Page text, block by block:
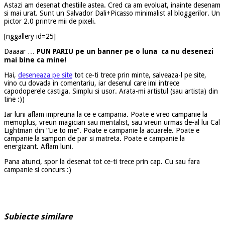
Astazi am desenat chestiile astea. Cred ca am evoluat, inainte desenam
si mai urat. Sunt un Salvador Dali+Picasso minimalist al bloggerilor. Un
pictor 2.0 printre mii de pixeli.
[nggallery id=25]
Daaaar … PUN PARIU pe un banner pe o luna ca nu desenezi
mai bine ca mine!
Hai, deseneaza pe site tot ce-ti trece prin minte, salveaza-l pe site,
vino cu dovada in comentariu, iar desenul care imi intrece
capodoperele castiga. Simplu si usor. Arata-mi artistul (sau artista) din
tine :))
Iar luni aflam impreuna la ce e campania. Poate e vreo campanie la
memoplus, vreun magician sau mentalist, sau vreun urmas de-al lui Cal
Lightman din “Lie to me”. Poate e campanie la acuarele. Poate e
campanie la sampon de par si matreta. Poate e campanie la
energizant. Aflam luni.
Pana atunci, spor la desenat tot ce-ti trece prin cap. Cu sau fara
campanie si concurs :)
Subiecte similare